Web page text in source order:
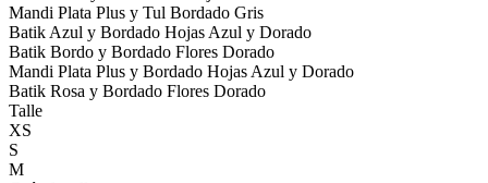
Mandi Plata Plus y Tul Bordado Gris
Batik Azul y Bordado Hojas Azul y Dorado
Batik Bordo y Bordado Flores Dorado
Mandi Plata Plus y Bordado Hojas Azul y Dorado
Batik Rosa y Bordado Flores Dorado
Talle
XS
S
M